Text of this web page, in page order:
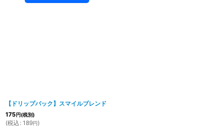
【ドリップバック】スマイルブレンド
175円(税別)
(税込 : 189円)